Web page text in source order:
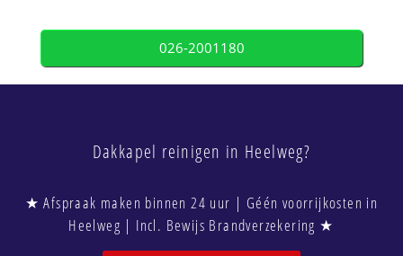
026-2001180
Dakkapel reinigen in Heelweg?
★ Afspraak maken binnen 24 uur | Géén voorrijkosten in
Heelweg | Incl. Bewijs Brandverzekering ★